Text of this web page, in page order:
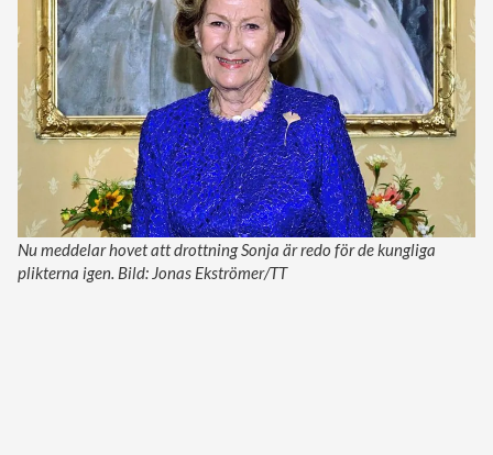
Nu meddelar hovet att drottning Sonja är redo för de kungliga
plikterna igen. Bild: Jonas Ekströmer/TT